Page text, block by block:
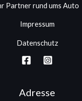
Partner rund ums Auto
Impressum
Datenschutz
Adresse